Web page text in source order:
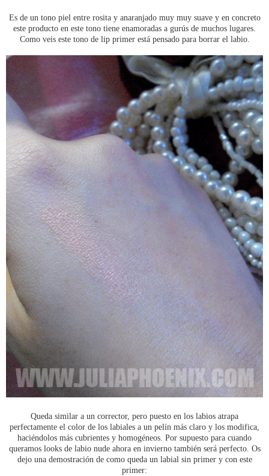
Es de un tono piel entre rosita y anaranjado muy muy suave y en concreto
este producto en este tono tiene enamoradas a gurús de muchos lugares.
Como veis este tono de lip primer está pensado para borrar el labio.
Queda similar a un corrector, pero puesto en los labios atrapa
perfectamente el color de los labiales a un pelín más claro y los modifica,
haciéndolos más cubrientes y homogéneos. Por supuesto para cuando
queramos looks de labio nude ahora en invierno también será perfecto. Os
dejo una demostración de como queda un labial sin primer y con este
primer: